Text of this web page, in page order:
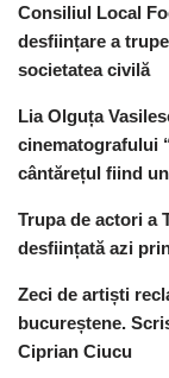
Consiliul Local
desființare a
societatea civilă
Lia Olguța
cinematografului
cântărețul fiind
Trupa de actori a
desființată azi
Zeci de artiști
bucureștene.
Ciprian Ciucu